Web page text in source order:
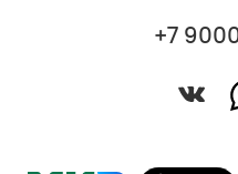
+7 9000